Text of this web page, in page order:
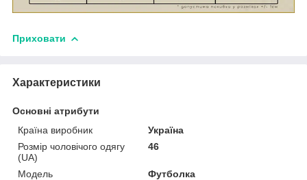
Приховати
Характеристики
Основні атрибути
Країна виробник
Україна
Розмір чоловічого одягу
(UA)
46
Модель
Футболка